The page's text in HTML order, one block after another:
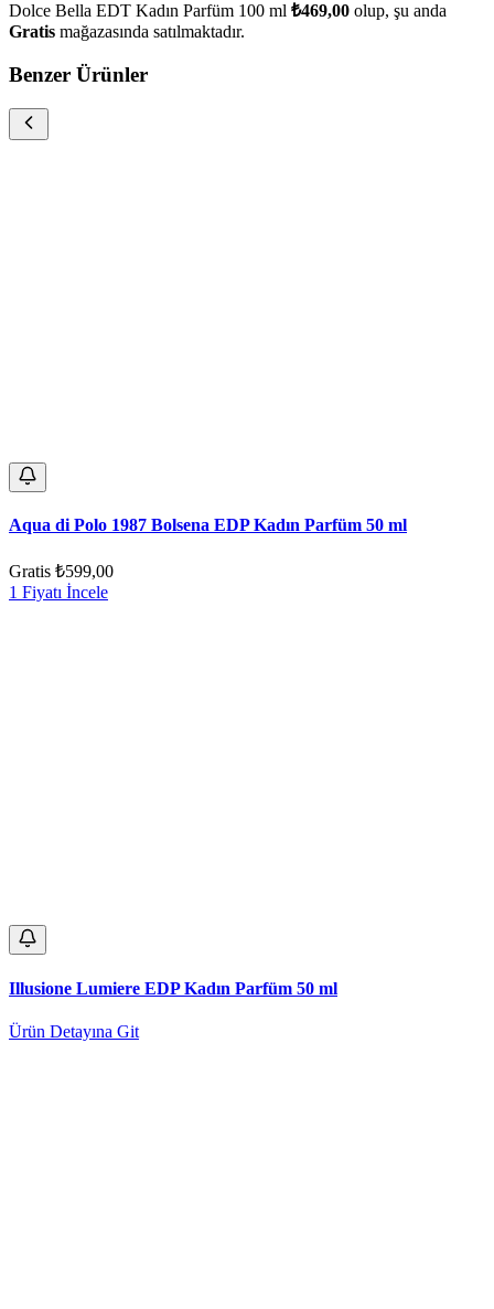
Dolce Bella EDT Kadın Parfüm 100 ml ₺469,00 olup, şu anda
Gratis mağazasında satılmaktadır.
Benzer Ürünler
Aqua di Polo 1987 Bolsena EDP Kadın Parfüm 50 ml
Gratis ₺599,00
1 Fiyatı İncele
Illusione Lumiere EDP Kadın Parfüm 50 ml
Ürün Detayına Git